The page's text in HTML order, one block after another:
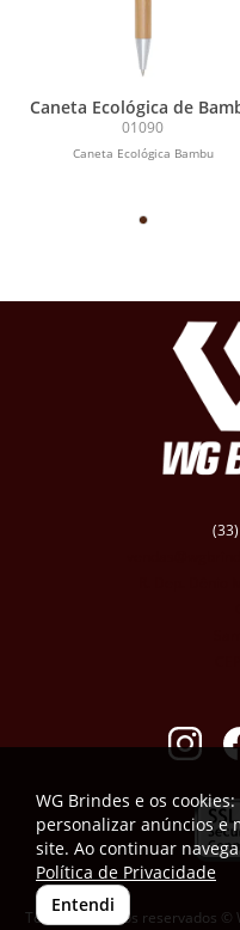
Caneta Ecológica de
01090
Caneta Ecológica Bambu
Todos os direitos reservados ©
WG Brindes e os
personalizar anúncios e
site. Ao continuar
Política de Privacidade
Entendi